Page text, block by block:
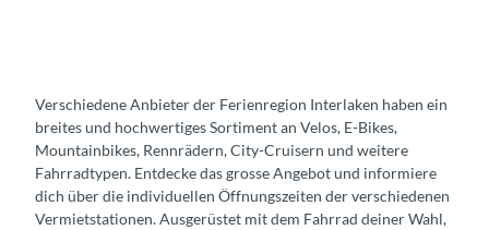
Verschiedene Anbieter der Ferienregion Interlaken haben ein
breites und hochwertiges Sortiment an Velos, E-Bikes,
Mountainbikes, Rennrädern, City-Cruisern und weitere
Fahrradtypen. Entdecke das grosse Angebot und informiere
dich über die individuellen Öffnungszeiten der verschiedenen
Vermietstationen. Ausgerüstet mit dem Fahrrad deiner Wahl,